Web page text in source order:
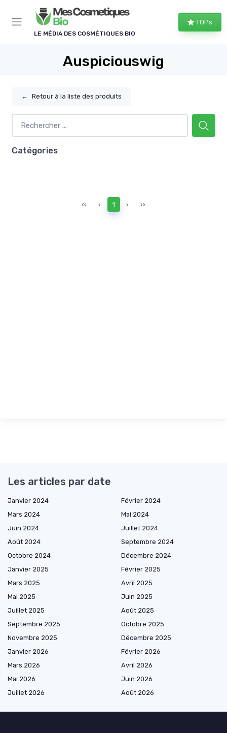
LE MÉDIA DES COSMÉTIQUES BIO
TOPs
Auspiciouswig
← Retour à la liste des produits
Catégories
‹‹ ‹ 1 › ››
Les articles par date
Janvier 2024
Février 2024
Mars 2024
Mai 2024
Juin 2024
Juillet 2024
Août 2024
Septembre 2024
Octobre 2024
Décembre 2024
Janvier 2025
Février 2025
Mars 2025
Avril 2025
Mai 2025
Juin 2025
Juillet 2025
Août 2025
Septembre 2025
Octobre 2025
Novembre 2025
Décembre 2025
Janvier 2026
Février 2026
Mars 2026
Avril 2026
Mai 2026
Juin 2026
Juillet 2026
Août 2026
Panneau de gestion des cookies